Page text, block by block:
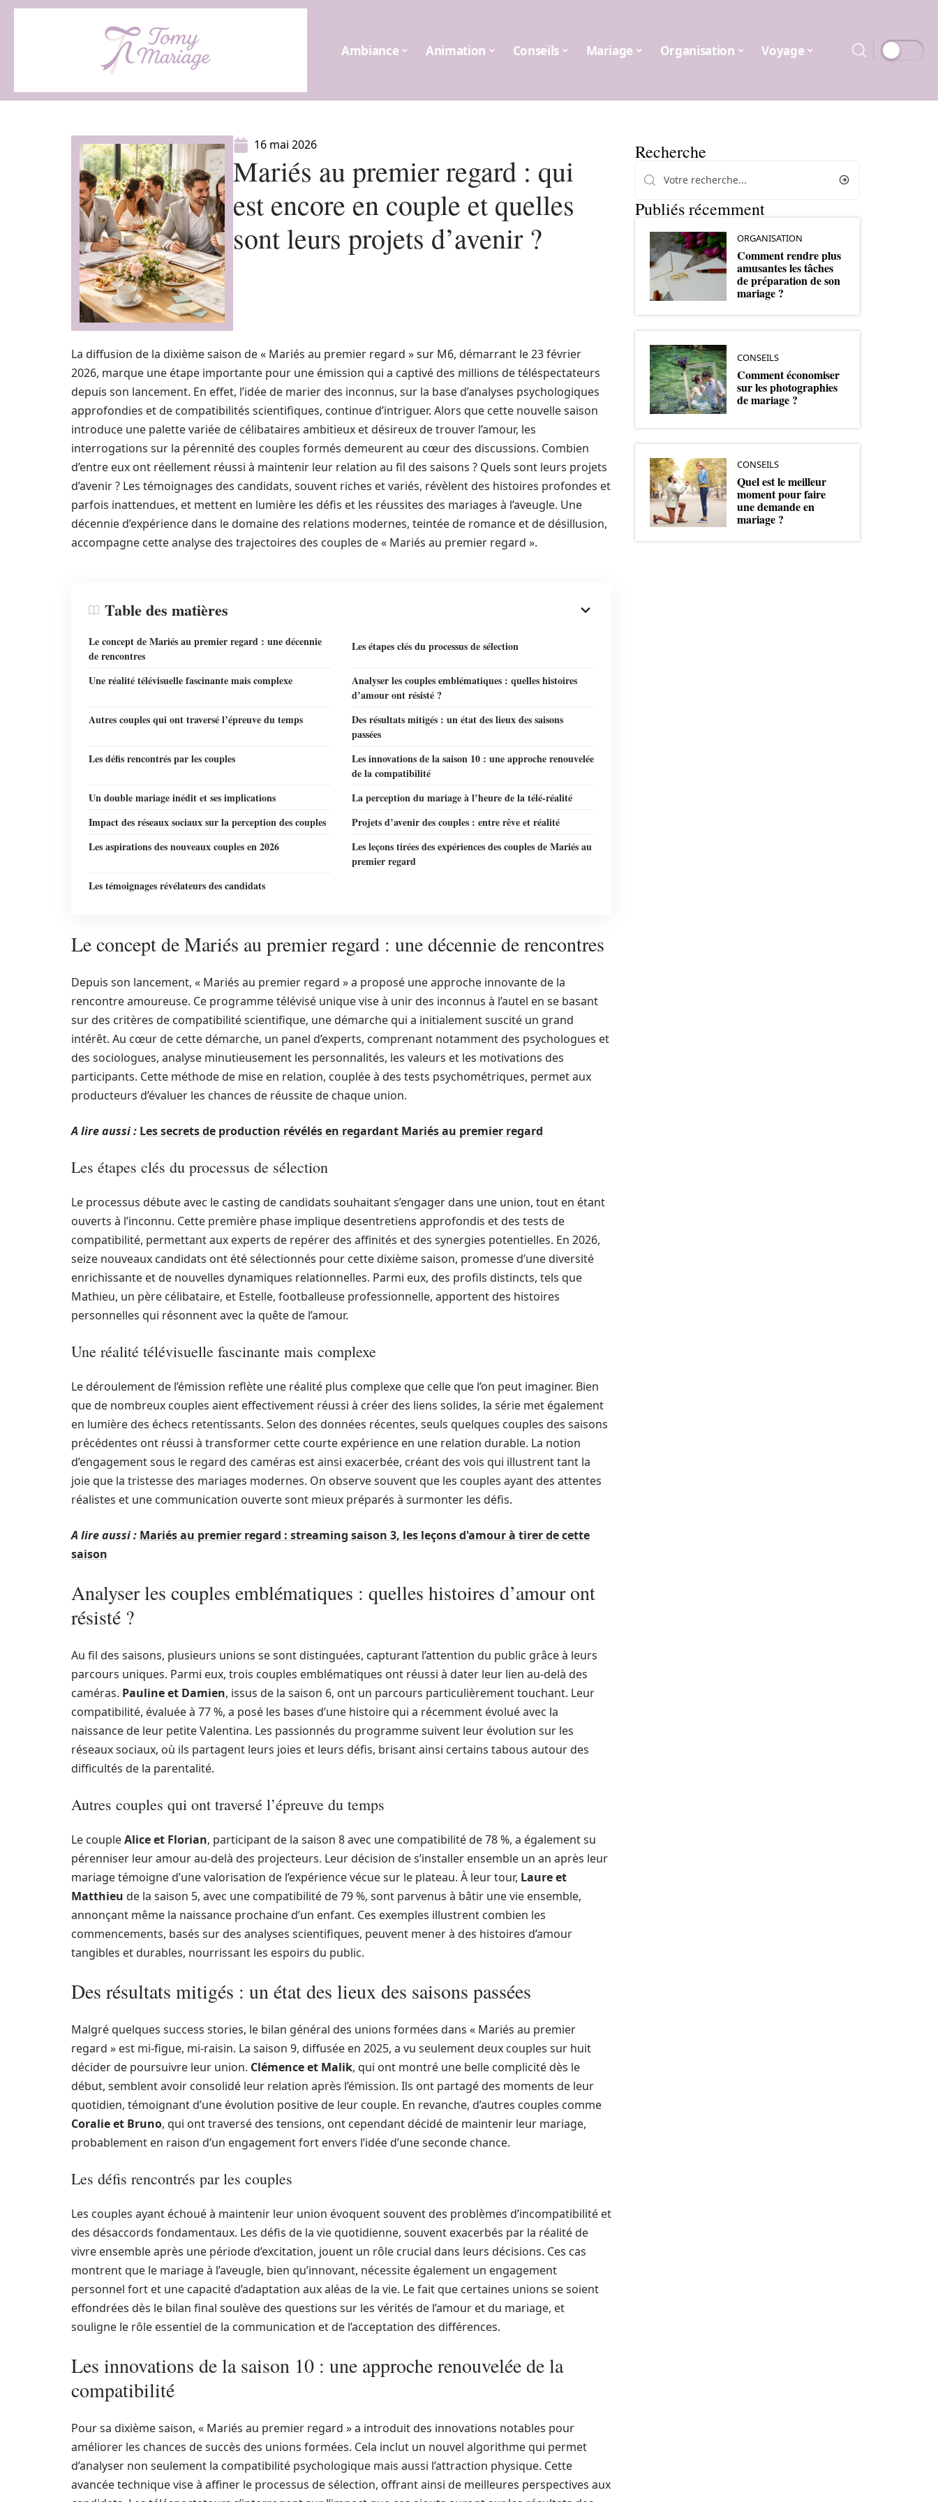
Ambiance Animation Conseils Mariage Organisation Voyage
16 mai 2026
Mariés au premier regard : qui
est encore en couple et quelles
sont leurs projets d’avenir ?
La diffusion de la dixième saison de « Mariés au premier regard » sur M6, démarrant le 23 février
2026, marque une étape importante pour une émission qui a captivé des millions de téléspectateurs
depuis son lancement. En effet, l’idée de marier des inconnus, sur la base d’analyses psychologiques
approfondies et de compatibilités scientifiques, continue d’intriguer. Alors que cette nouvelle saison
introduce une palette variée de célibataires ambitieux et désireux de trouver l’amour, les
interrogations sur la pérennité des couples formés demeurent au cœur des discussions. Combien
d’entre eux ont réellement réussi à maintenir leur relation au fil des saisons ? Quels sont leurs projets
d’avenir ? Les témoignages des candidats, souvent riches et variés, révèlent des histoires profondes et
parfois inattendues, et mettent en lumière les défis et les réussites des mariages à l’aveugle. Une
décennie d’expérience dans le domaine des relations modernes, teintée de romance et de désillusion,
accompagne cette analyse des trajectoires des couples de « Mariés au premier regard ».
Table des matières
Le concept de Mariés au premier regard : une décennie
de rencontres
Les étapes clés du processus de sélection
Une réalité télévisuelle fascinante mais complexe
Analyser les couples emblématiques : quelles histoires
d’amour ont résisté ?
Autres couples qui ont traversé l’épreuve du temps
Des résultats mitigés : un état des lieux des saisons
passées
Les défis rencontrés par les couples
Les innovations de la saison 10 : une approche renouvelée
de la compatibilité
Un double mariage inédit et ses implications
La perception du mariage à l’heure de la télé-réalité
Impact des réseaux sociaux sur la perception des couples
Projets d’avenir des couples : entre rêve et réalité
Les aspirations des nouveaux couples en 2026
Les leçons tirées des expériences des couples de Mariés au
premier regard
Les témoignages révélateurs des candidats
Le concept de Mariés au premier regard : une décennie de rencontres
Depuis son lancement, « Mariés au premier regard » a proposé une approche innovante de la
rencontre amoureuse. Ce programme télévisé unique vise à unir des inconnus à l’autel en se basant
sur des critères de compatibilité scientifique, une démarche qui a initialement suscité un grand
intérêt. Au cœur de cette démarche, un panel d’experts, comprenant notamment des psychologues et
des sociologues, analyse minutieusement les personnalités, les valeurs et les motivations des
participants. Cette méthode de mise en relation, couplée à des tests psychométriques, permet aux
producteurs d’évaluer les chances de réussite de chaque union.
A lire aussi : Les secrets de production révélés en regardant Mariés au premier regard
Les étapes clés du processus de sélection
Le processus débute avec le casting de candidats souhaitant s’engager dans une union, tout en étant
ouverts à l’inconnu. Cette première phase implique desentretiens approfondis et des tests de
compatibilité, permettant aux experts de repérer des affinités et des synergies potentielles. En 2026,
seize nouveaux candidats ont été sélectionnés pour cette dixième saison, promesse d’une diversité
enrichissante et de nouvelles dynamiques relationnelles. Parmi eux, des profils distincts, tels que
Mathieu, un père célibataire, et Estelle, footballeuse professionnelle, apportent des histoires
personnelles qui résonnent avec la quête de l’amour.
Une réalité télévisuelle fascinante mais complexe
Le déroulement de l’émission reflète une réalité plus complexe que celle que l’on peut imaginer. Bien
que de nombreux couples aient effectivement réussi à créer des liens solides, la série met également
en lumière des échecs retentissants. Selon des données récentes, seuls quelques couples des saisons
précédentes ont réussi à transformer cette courte expérience en une relation durable. La notion
d’engagement sous le regard des caméras est ainsi exacerbée, créant des vois qui illustrent tant la
joie que la tristesse des mariages modernes. On observe souvent que les couples ayant des attentes
réalistes et une communication ouverte sont mieux préparés à surmonter les défis.
A lire aussi : Mariés au premier regard : streaming saison 3, les leçons d'amour à tirer de cette
saison
Analyser les couples emblématiques : quelles histoires d’amour ont
résisté ?
Au fil des saisons, plusieurs unions se sont distinguées, capturant l’attention du public grâce à leurs
parcours uniques. Parmi eux, trois couples emblématiques ont réussi à dater leur lien au-delà des
caméras. Pauline et Damien, issus de la saison 6, ont un parcours particulièrement touchant. Leur
compatibilité, évaluée à 77 %, a posé les bases d’une histoire qui a récemment évolué avec la
naissance de leur petite Valentina. Les passionnés du programme suivent leur évolution sur les
réseaux sociaux, où ils partagent leurs joies et leurs défis, brisant ainsi certains tabous autour des
difficultés de la parentalité.
Autres couples qui ont traversé l’épreuve du temps
Le coupleAlice et Florian, participant de la saison 8 avec une compatibilité de 78 %, a également su
pérenniser leur amour au-delà des projecteurs. Leur décision de s’installer ensemble un an après leur
mariage témoigne d’une valorisation de l’expérience vécue sur le plateau. À leur tour, Laure et
Matthieu de la saison 5, avec une compatibilité de 79 %, sont parvenus à bâtir une vie ensemble,
annonçant même la naissance prochaine d’un enfant. Ces exemples illustrent combien les
commencements, basés sur des analyses scientifiques, peuvent mener à des histoires d’amour
tangibles et durables, nourrissant les espoirs du public.
Des résultats mitigés : un état des lieux des saisons passées
Malgré quelques success stories, le bilan général des unions formées dans « Mariés au premier
regard » est mi-figue, mi-raisin. La saison 9, diffusée en 2025, a vu seulement deux couples sur huit
décider de poursuivre leur union. Clémence et Malik, qui ont montré une belle complicité dès le
début, semblent avoir consolidé leur relation après l’émission. Ils ont partagé des moments de leur
quotidien, témoignant d’une évolution positive de leur couple. En revanche, d’autres couples comme
Coralie et Bruno, qui ont traversé des tensions, ont cependant décidé de maintenir leur mariage,
probablement en raison d’un engagement fort envers l’idée d’une seconde chance.
Les défis rencontrés par les couples
Les couples ayant échoué à maintenir leur union évoquent souvent des problèmes d’incompatibilité et
des désaccords fondamentaux. Les défis de la vie quotidienne, souvent exacerbés par la réalité de
vivre ensemble après une période d’excitation, jouent un rôle crucial dans leurs décisions. Ces cas
montrent que le mariage à l’aveugle, bien qu’innovant, nécessite également un engagement
personnel fort et une capacité d’adaptation aux aléas de la vie. Le fait que certaines unions se soient
effondrées dès le bilan final soulève des questions sur les vérités de l’amour et du mariage, et
souligne le rôle essentiel de la communication et de l’acceptation des différences.
Les innovations de la saison 10 : une approche renouvelée de la
compatibilité
Pour sa dixième saison, « Mariés au premier regard » a introduit des innovations notables pour
améliorer les chances de succès des unions formées. Cela inclut un nouvel algorithme qui permet
d’analyser non seulement la compatibilité psychologique mais aussi l’attraction physique. Cette
avancée technique vise à affiner le processus de sélection, offrant ainsi de meilleures perspectives aux
Recherche
Publiés récemment
ORGANISATION
Comment rendre plus
amusantes les tâches
de préparation de son
mariage ?
CONSEILS
Comment économiser
sur les photographies
de mariage ?
CONSEILS
Quel est le meilleur
moment pour faire
une demande en
mariage ?